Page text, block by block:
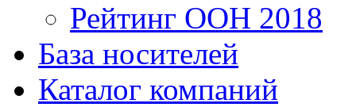
Рейтинг OOH 2018
База носителей
Каталог компаний